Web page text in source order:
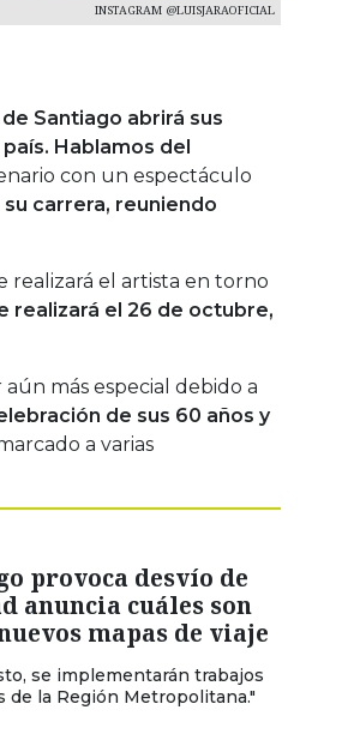
INSTAGRAM @LUISJARAOFICIAL
Santiago abrirá sus
Hablamos del
con un espectáculo
carrera, reuniendo
realizará el artista en torno
realizará el 26 de octubre,
más especial debido a
de sus 60 años y
a varias
provoca desvío de
anuncia cuáles son
mapas de viaje
se implementarán trabajos
de la Región Metropolitana."